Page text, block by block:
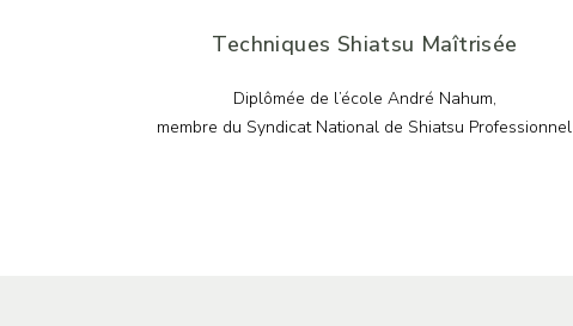
Techniques Shiatsu Maîtrisée
Diplômée de l’école André Nahum,
membre du Syndicat National de Shiatsu Professionnel